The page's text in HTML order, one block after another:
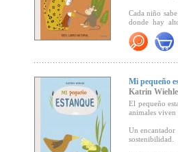
Cada niño
donde hay
cálidos,
bosque”, nos
por el medio
"Una
(Canal Lector).
Mi pequeño
Katrin Wiehle
El pequeño
animales
Un
sostenibilidad.